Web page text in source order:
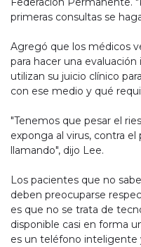
primeras consultas se
Agregó que los médicos
para hacer una
utilizan su juicio clínico
con ese medio y qué
"Tenemos que pesar el
exponga al virus, contra
llamando", dijo Lee.
Los pacientes que no
deben preocuparse
es que no se trata de
disponible casi en forma
es un teléfono inteligente